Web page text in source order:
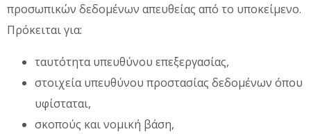
προσωπικών δεδομένων απευθείας από το υποκείμενο.
Πρόκειται για:
ταυτότητα υπευθύνου επεξεργασίας,
στοιχεία υπευθύνου προστασίας δεδομένων όπου
υφίσταται,
σκοπούς και νομική βάση,